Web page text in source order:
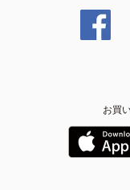
お買